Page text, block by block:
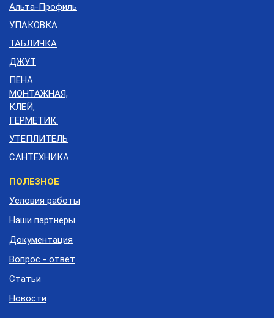
Альта-Профиль
УПАКОВКА
ТАБЛИЧКА
ДЖУТ
ПЕНА
МОНТАЖНАЯ,
КЛЕЙ,
ГЕРМЕТИК.
УТЕПЛИТЕЛЬ
САНТЕХНИКА
Меню
подвала
ПОЛЕЗНОЕ
Условия работы
Наши партнеры
Документация
Вопрос - ответ
Статьи
Новости